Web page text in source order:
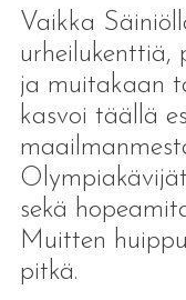
Vaikka
urheilukenttiä,
ja muitakaan
kasvoi täällä
sekä
Muitten
pitkä.